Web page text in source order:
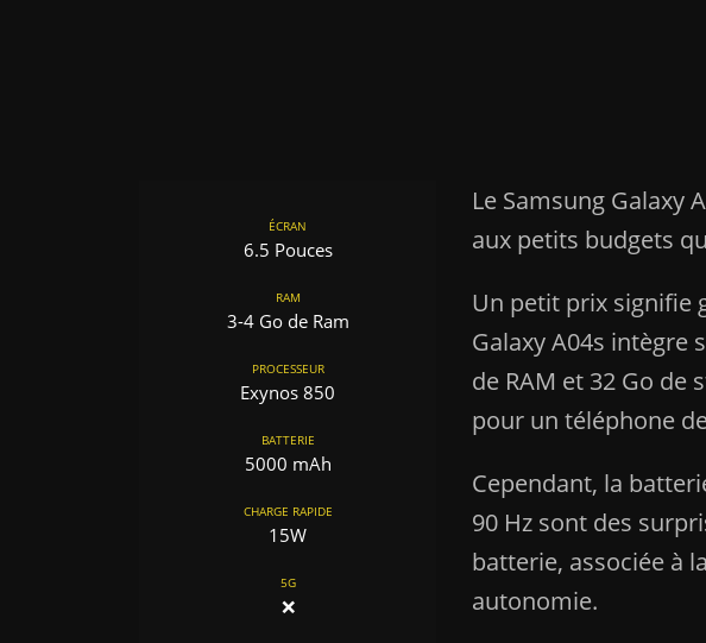
ÉCRAN
6.5 Pouces
RAM
3-4 Go de Ram
PROCESSEUR
Exynos 850
BATTERIE
5000 mAh
CHARGE RAPIDE
15W
5G
❌
Le Samsung Galaxy
aux petits budgets
Un petit prix signifie
Galaxy A04s intègre
de RAM et 32 Go de
pour un téléphone
Cependant, la
90 Hz sont des
batterie, associée à
autonomie.